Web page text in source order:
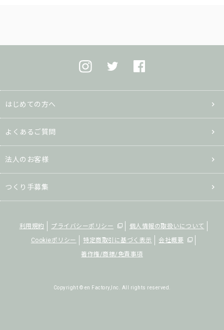
はじめての方へ
よくあるご質問
法人のお客様
つくり手募集
利用規約 プライバシーポリシー
個人情報の取扱いについて
Cookieポリシー
特定商取引に基づく表示
会社概要
著作権/商標/免責事項
Copyright © en Factory,Inc. All rights reserved.